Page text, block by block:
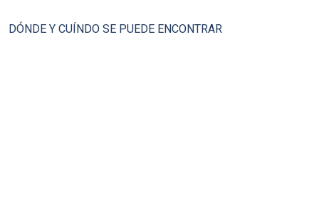
DÓNDE Y CUÍNDO SE PUEDE ENCONTRAR